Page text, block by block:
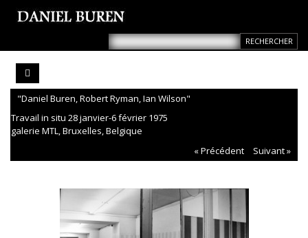
"Daniel Buren, Robert Ryman, Ian Wilson"
Travail in situ 28 janvier-6 février 1975
galerie MTL, Bruxelles, Belgique
« Précédent
Suivant »